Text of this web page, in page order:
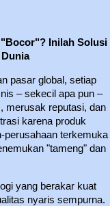
Inilah Solusi
pasar global, setiap
– sekecil apa pun –
merusak reputasi, dan
karena produk
perusahaan terkemuka
"tameng" dan
yang berakar kuat
nyaris sempurna.